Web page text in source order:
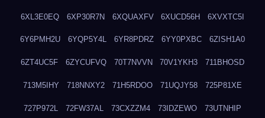
6XL3E0EQ 6XP30R7N 6XQUAXFV 6XUCD56H 6XVXTC5I
6Y6PMH2U 6YQP5Y4L 6YR8PDRZ 6YY0PXBC 6ZISH1A0
6ZT4UC5F 6ZYCUFVQ 70T7NVVN 70V1YKH3 711BHOSD
713M5IHY 718NNXY2 71H5RDOO 71UQJY58 725P81XE
727P972L 72FW37AL 73CXZZM4 73IDZEWO 73UTNHIP